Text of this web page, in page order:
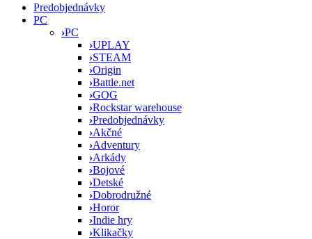
Predobjednávky
PC
›PC
›UPLAY
›STEAM
›Origin
›Battle.net
›GOG
›Rockstar warehouse
›Predobjednávky
›Akčné
›Adventury
›Arkády
›Bojové
›Detské
›Dobrodružné
›Horor
›Indie hry
›Klikačky